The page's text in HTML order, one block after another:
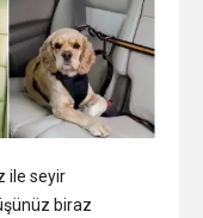
ile seyir
biraz